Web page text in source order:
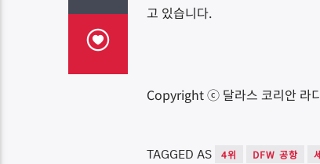
고 있습니다.
Copyright ⓒ 달라스 코리안 라
TAGGED AS 4위 DFW 공항